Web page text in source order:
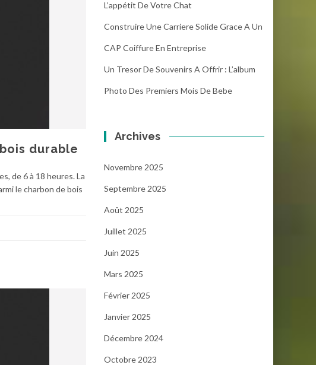
durable
de 6 à 18 heures. La
le charbon de bois
L’appétit De Votre Chat
Construire Une Carriere Solide Grace A Un
CAP Coiffure En Entreprise
Un Tresor De Souvenirs A Offrir : L’album
Photo Des Premiers Mois De Bebe
Archives
Novembre 2025
Septembre 2025
Août 2025
Juillet 2025
Juin 2025
Mars 2025
Février 2025
Janvier 2025
Décembre 2024
Octobre 2023